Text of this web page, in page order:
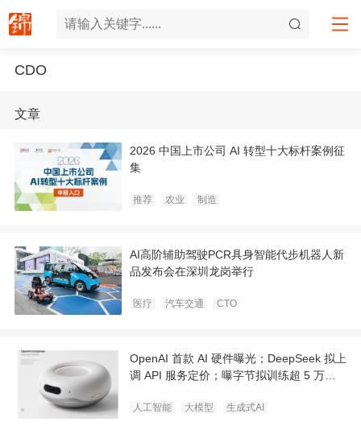
CDO
文章
2026 中国上市公司 AI 转型十大标杆案例征
集
推荐 农业 制造
AI高阶辅助驾驶PCR具身智能代步机器人新
品发布会在深圳龙岗举行
医疗 汽车交通 CTO
OpenAI 首款 AI 硬件曝光；DeepSeek 拟上
调 API 服务定价；曝字节拟训练超 5 万亿
人工智能 大模型 生成式AI